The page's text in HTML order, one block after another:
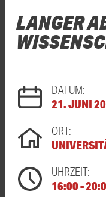
LANGER
DATUM:
21. JUNI
ORT:
UHRZEIT:
16:00 -